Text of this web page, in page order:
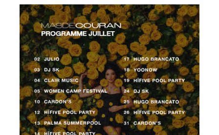
SAMEDI 07 MARS > Flavio au Mas de Couran
Commentaires récents
Archives
juillet 2021
juin 2021
juillet 2020